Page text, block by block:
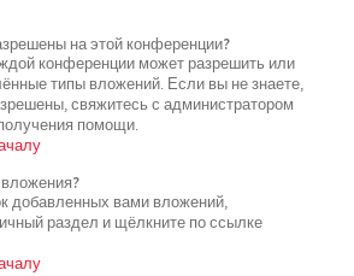
на этой конференции?
конференции может разрешить или
типы вложений. Если вы не знаете,
свяжитесь с администратором
помощи.
добавленных вами вложений,
раздел и щёлкните по ссылке